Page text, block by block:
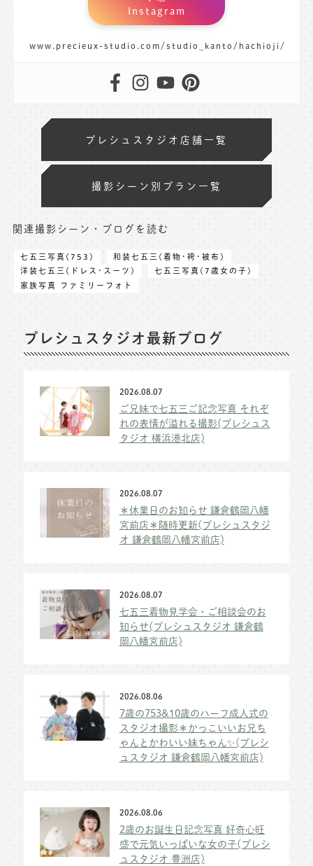
Instagram
www.precieux-studio.com/studio_kanto/hachioji/
プレシュスタジオ店舗一覧
撮影シーン別プラン一覧
関連撮影シーン・ブログを読む
七五三写真(753)
和装七五三(着物･袴･被布)
洋装七五三(ドレス･スーツ)
七五三写真(7歳女の子)
家族写真 ファミリーフォト
プレシュスタジオ最新ブログ
2026.08.07
ご兄妹で七五三ご記念写真 それぞ
れの表情が溢れる撮影(プレシュス
タジオ 横浜港北店)
2026.08.07
＊休業日のお知らせ 鎌倉鶴岡八幡
宮前店＊随時更新(プレシュスタジ
オ 鎌倉鶴岡八幡宮前店)
2026.08.07
七五三着物見学会・ご相談会のお
知らせ(プレシュスタジオ 鎌倉鶴
岡八幡宮前店)
2026.08.06
7歳の753&10歳のハーフ成人式の
スタジオ撮影＊かっこいいお兄ち
ゃんとかわいい妹ちゃん✨(プレシ
ュスタジオ 鎌倉鶴岡八幡宮前店)
2026.08.06
2歳のお誕生日記念写真 好奇心旺
盛で元気いっぱいな女の子(プレシ
ュスタジオ 豊洲店)